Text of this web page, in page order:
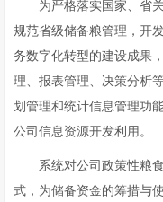
为严格落实国家、省
规范省级储备粮管理，开
务数字化转型的建设成果
理、报表管理、决策分析
划管理和统计信息管理功
公司信息资源开发利用。
系统对公司政策性粮
式，为储备资金的筹措与